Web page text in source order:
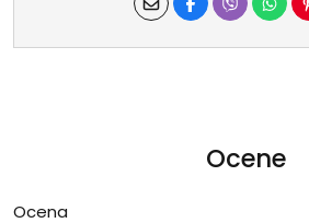
Ocene
Ocena